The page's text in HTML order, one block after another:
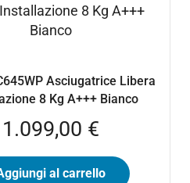
Asciugatrice Libera
8 Kg A+++ Bianco
1.099,00 €
al carrello